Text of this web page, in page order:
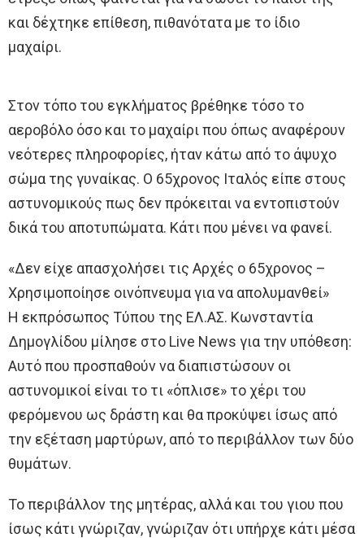
και δέχτηκε επίθεση, πιθανότατα με το ίδιο
μαχαίρι.
Στον τόπο του εγκλήματος βρέθηκε τόσο το
αεροβόλο όσο και το μαχαίρι που όπως αναφέρουν
νεότερες πληροφορίες, ήταν κάτω από το άψυχο
σώμα της γυναίκας. Ο 65χρονος Ιταλός είπε στους
αστυνομικούς πως δεν πρόκειται να εντοπιστούν
δικά του αποτυπώματα. Κάτι που μένει να φανεί.
«Δεν είχε απασχολήσει τις Αρχές ο 65χρονος –
Χρησιμοποίησε οινόπνευμα για να απολυμανθεί»
Η εκπρόσωπος Τύπου της ΕΛ.ΑΣ. Κωνσταντία
Δημογλίδου μίλησε στο Live News για την υπόθεση:
Αυτό που προσπαθούν να διαπιστώσουν οι
αστυνομικοί είναι το τι «όπλισε» το χέρι του
φερόμενου ως δράστη και θα προκύψει ίσως από
την εξέταση μαρτύρων, από το περιβάλλον των δύο
θυμάτων.
Το περιβάλλον της μητέρας, αλλά και του γιου που
ίσως κάτι γνώριζαν, γνώριζαν ότι υπήρχε κάτι μέσα